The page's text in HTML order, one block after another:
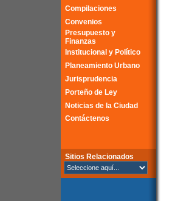
Compilaciones
Convenios
Presupuesto y
Finanzas
Institucional y Político
Planeamiento Urbano
Jurisprudencia
Porteño de Ley
Noticias de la Ciudad
Contáctenos
Sitios Relacionados